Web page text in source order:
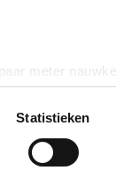
meter
eigenschappen
uw voorkeuren
Statistieken